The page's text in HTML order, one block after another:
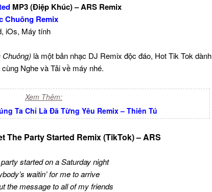
MP3 (Điệp Khúc) – ARS Remix
Chuông Remix
iOs, Máy tính
là một bản nhạc DJ Remix độc đáo, Hot Tik Tok dành
Nghe và Tải về máy nhé.
Xem Thêm:
Ta Chỉ Là Đã Từng Yêu Remix – Thiên Tú
The Party Started Remix (TikTok) – ARS
started on a Saturday night
waitin’ for me to arrive
the message to all of my friends